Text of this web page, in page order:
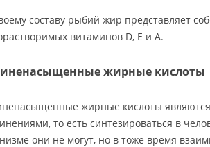
составу рыбий жир представляет
витаминов D, E и A.
жирные кислоты
жирные кислоты
то есть синтезироваться в
они не могут, но в тоже время